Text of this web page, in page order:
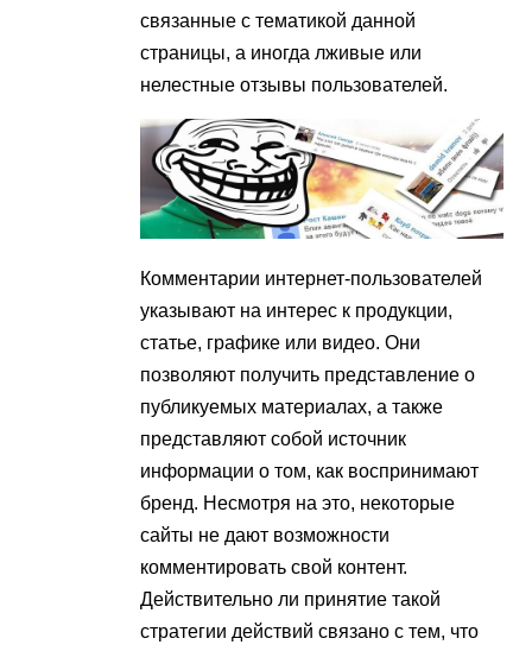
связанные с тематикой данной
страницы, а иногда лживые или
нелестные отзывы пользователей.
Комментарии интернет-пользователей
указывают на интерес к продукции,
статье, графике или видео. Они
позволяют получить представление о
публикуемых материалах, а также
представляют собой источник
информации о том, как воспринимают
бренд. Несмотря на это, некоторые
сайты не дают возможности
комментировать свой контент.
Действительно ли принятие такой
стратегии действий связано с тем, что